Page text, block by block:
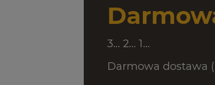
3... 2... 1...
Darmowa dostawa